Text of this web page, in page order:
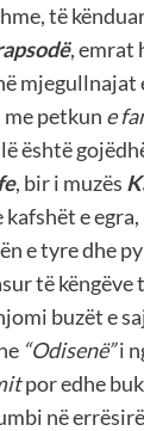
të
, emrat
mjegullnajat
me petkun e
është
, bir i muzës
e
e tyre dhe
të
buzët e
“Odisenë” i
por edhe
në